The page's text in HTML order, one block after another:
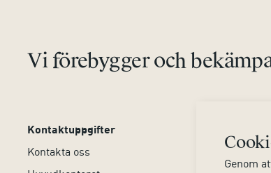
Genom
Vi förebygger och
Kontaktuppgifter
Kontakta oss